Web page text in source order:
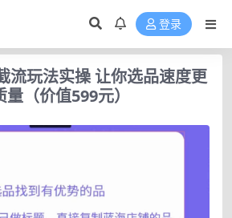
登录
流玩法实操 让你选品速度更
（价值599元）